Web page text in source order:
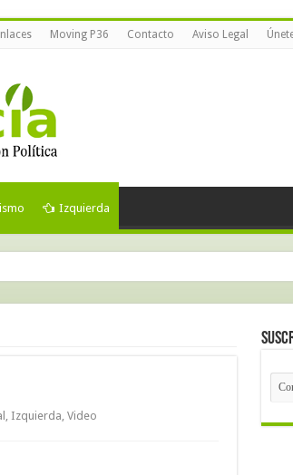
Moving P36 Contacto Aviso Legal
Izquierda
, Izquierda, Video